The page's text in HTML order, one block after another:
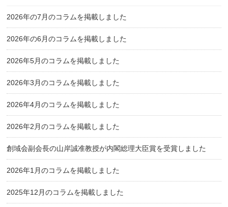
2026年の7月のコラムを掲載しました
2026年の6月のコラムを掲載しました
2026年5月のコラムを掲載しました
2026年3月のコラムを掲載しました
2026年4月のコラムを掲載しました
2026年2月のコラムを掲載しました
創域会副会長の山岸誠准教授が内閣総理大臣賞を受賞しました
2026年1月のコラムを掲載しました
2025年12月のコラムを掲載しました